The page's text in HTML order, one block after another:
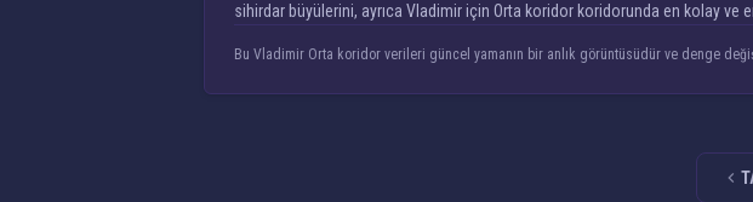
sihirdar büyülerini, ayrıca Vladimir için Orta koridor koridorunda en kolay ve
Bu Vladimir Orta koridor verileri güncel yamanın bir anlık görüntüsüdür ve denge